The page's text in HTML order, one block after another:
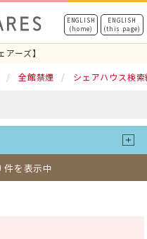
ENGLISH
(home)
ENGLISH
(this page)
ーズ】
全館禁煙 シェアハウス検
件を表示中